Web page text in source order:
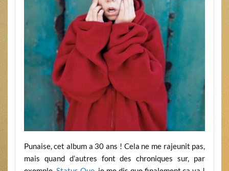
Punaise, cet album a 30 ans ! Cela ne me rajeunit pas,
mais quand d’autres font des chroniques sur, par